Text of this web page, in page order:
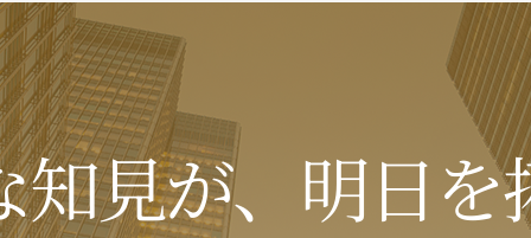
見が、 明日を